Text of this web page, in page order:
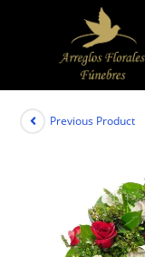
Previous Product